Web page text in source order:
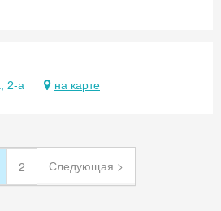
2-а на карте
2 Следующая >